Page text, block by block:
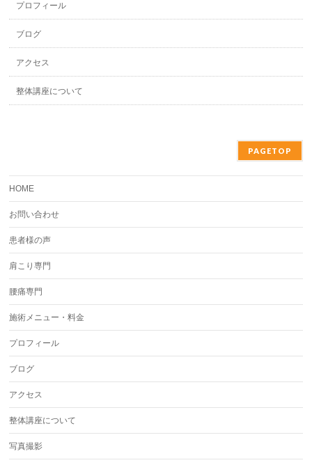
プロフィール
ブログ
アクセス
整体講座について
PAGETOP
HOME
お問い合わせ
患者様の声
肩こり専門
腰痛専門
施術メニュー・料金
プロフィール
ブログ
アクセス
整体講座について
写真撮影